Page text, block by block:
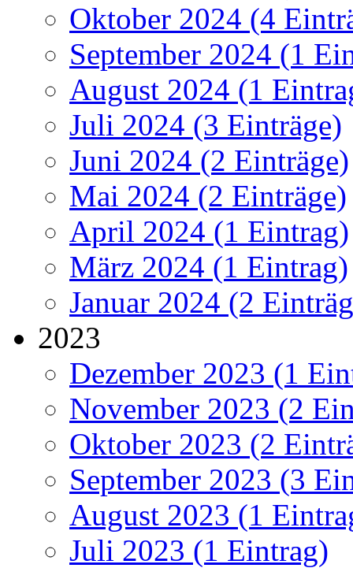
Oktober 2024 (4
September 2024 (1
August 2024 (1
Juli 2024 (3 Einträge)
Juni 2024 (2 Einträge)
Mai 2024 (2 Einträge)
April 2024 (1 Eintrag)
März 2024 (1 Eintrag)
Januar 2024 (2
2023
Dezember 2023 (1
November 2023 (2
Oktober 2023 (2
September 2023 (3
August 2023 (1
Juli 2023 (1 Eintrag)